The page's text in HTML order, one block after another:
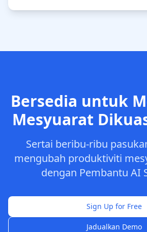
Bersedia untuk
Mesyuarat
Sertai beribu-ribu
mengubah produktiviti
dengan Pembantu AI
Sign Up for Free
Jadualkan Demo